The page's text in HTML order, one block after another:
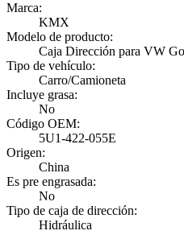
Marca:
KMX
Modelo de producto:
Caja Dirección para VW
Tipo de vehículo:
Carro/Camioneta
Incluye grasa:
No
Código OEM:
5U1-422-055E
Origen:
China
Es pre engrasada:
No
Tipo de caja de dirección:
Hidráulica